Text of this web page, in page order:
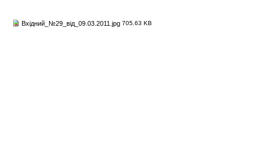
Вхідний_№29_від_09.03.2011.jpg 705.63 KB